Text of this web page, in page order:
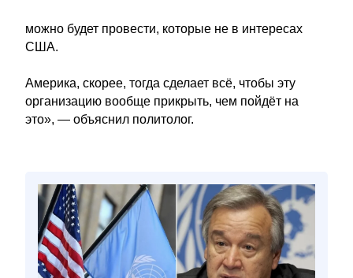
можно будет провести, которые не в интересах
США.
Америка, скорее, тогда сделает всё, чтобы эту
организацию вообще прикрыть, чем пойдёт на
это», — объяснил политолог.